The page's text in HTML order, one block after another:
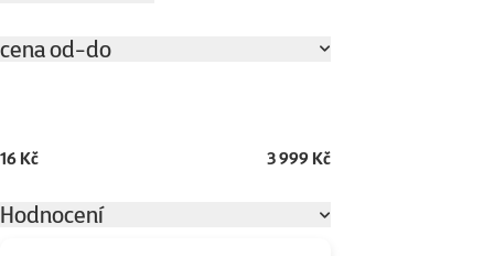
cena od-do
16 Kč 3 999 Kč
Hodnocení